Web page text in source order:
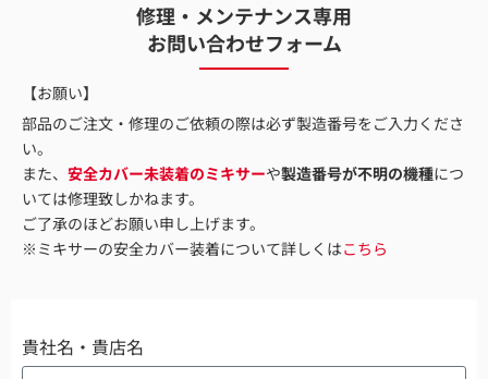
修理・メンテナンス専用
お問い合わせフォーム
【お願い】
部品のご注文・修理のご依頼の際は必ず製造番号をご入力くださ
い。
また、 安全カバー未装着のミキサーや製造番号が不明の機種につ
いては修理致しかねます。
ご了承のほどお願い申し上げます。
※ミキサーの安全カバー装着について詳しくはこちら
貴社名・貴店名